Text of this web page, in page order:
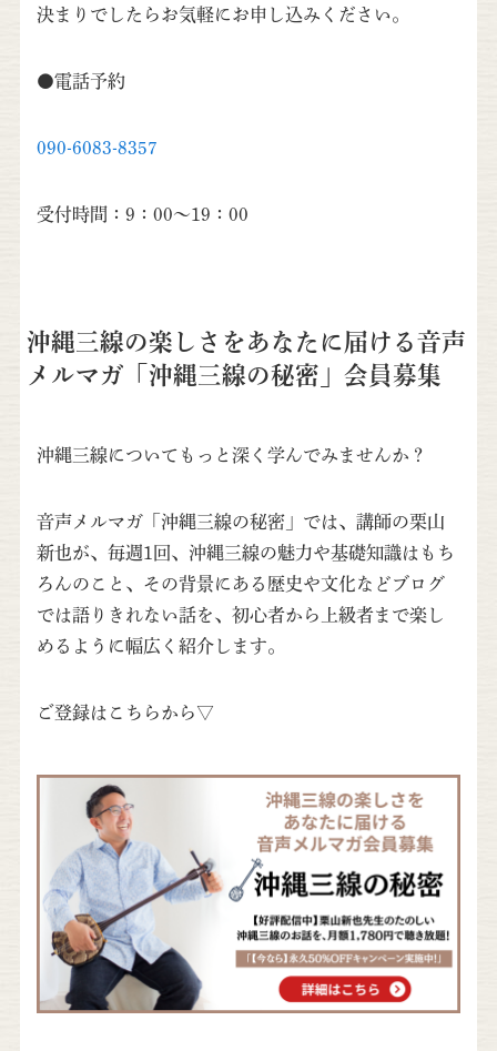
決まりでしたらお気軽にお申し込みください。
●電話予約
090-6083-8357
受付時間：9：00～19：00
沖縄三線の楽しさをあなたに届ける音声
メルマガ「沖縄三線の秘密」会員募集
沖縄三線についてもっと深く学んでみませんか？
音声メルマガ「沖縄三線の秘密」では、講師の栗山
新也が、毎週1回、沖縄三線の魅力や基礎知識はもち
ろんのこと、その背景にある歴史や文化などブログ
では語りきれない話を、初心者から上級者まで楽し
めるように幅広く紹介します。
ご登録はこちらから▽